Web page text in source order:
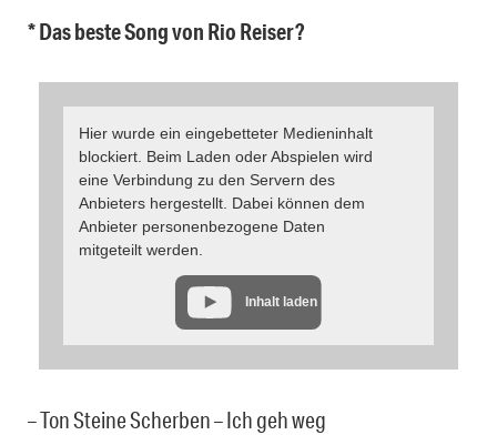
* Das beste Song von Rio Reiser?
Hier wurde ein eingebetteter Medieninhalt
blockiert. Beim Laden oder Abspielen wird
eine Verbindung zu den Servern des
Anbieters hergestellt. Dabei können dem
Anbieter personenbezogene Daten
mitgeteilt werden.
Inhalt laden
– Ton Steine Scherben – Ich geh weg